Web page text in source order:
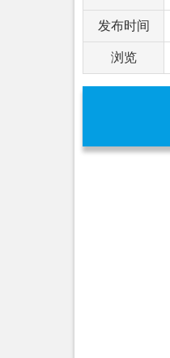
发布时间
浏览